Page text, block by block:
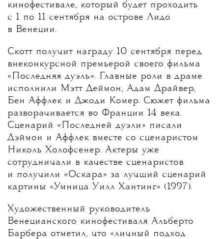
кинофестивале, который будет проходить
с 1 по 11 сентября на острове Лидо
в Венеции.
Скотт получит награду 10 сентября перед
внеконкурсной премьерой своего фильма
«Последняя дуэль». Главные роли в драме
исполнили Мэтт Деймон, Адам Драйвер,
Бен Аффлек и Джоди Комер. Сюжет фильма
разворачивается во Франции 14 века.
Сценарий «Последней дуэли» писали
Дэймон и Аффлек вместе со сценаристом
Николь Холофсенер. Актеры уже
сотрудничали в качестве сценаристов
и получили «Оскара» за лучший сценарий
картины «Умница Уилл Хантинг» (1997).
Художественный руководитель
Венецианского кинофестиваля Альберто
Барбера отметил, что «личный подход